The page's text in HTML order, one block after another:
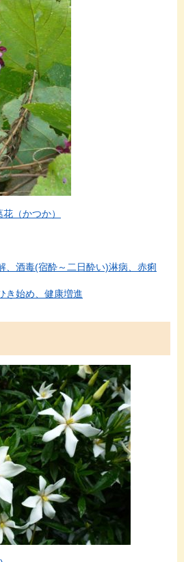
（かつか）
、酒毒(宿酔～二日酔い)淋病、赤痢
き始め、健康増進